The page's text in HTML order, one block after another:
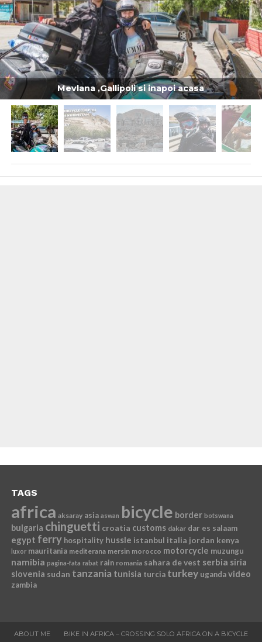
Mevlana ,Gallipoli si inapoi acasa
TAGS
africa aksaray asia aswan bicycle border botswana
bulgaria chinguetti croatia customs dakar dar es salaam
egypt ferry hospitality hussle istanbul italia jordan kenya
luxor mauritania mediterana mersin morocco motorcycle muzungu
namibia pagina-fata rabat rain romania sahara de vest serbia siria
slovenia sudan tanzania tunisia turcia turkey uganda video
zambia
ABOUT ME
BIKE IN AFRICA – CROSSING SOLO AFRICA ON A BICYCLE